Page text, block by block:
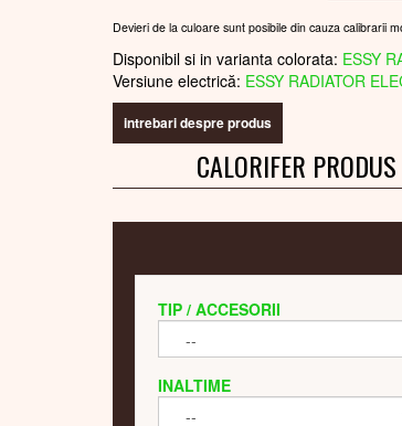
Devieri de la culoare sunt posibile din cauza calibrarii
Disponibil si in varianta colorata: ESSY
Versiune electrică: ESSY RADIATOR
intrebari despre produs
CALORIFER
TIP / ACCESORII
INALTIME